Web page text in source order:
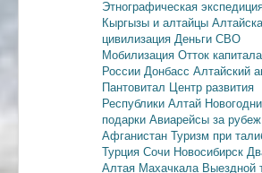
Этнографическая
Кыргызы и алтайцы
цивилизация Деньги СВО
Мобилизация Отток капитала
России Донбасс Алтайский
Пантовитал Центр развития
Республики Алтай
подарки Авиарейсы за рубеж
Афганистан Туризм при
Турция Сочи Новосибирск
Алтая Махачкала Выездной